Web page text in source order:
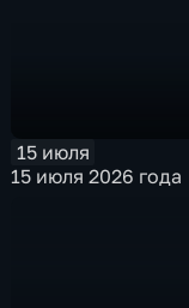
15 июля
15 июля 2026 года